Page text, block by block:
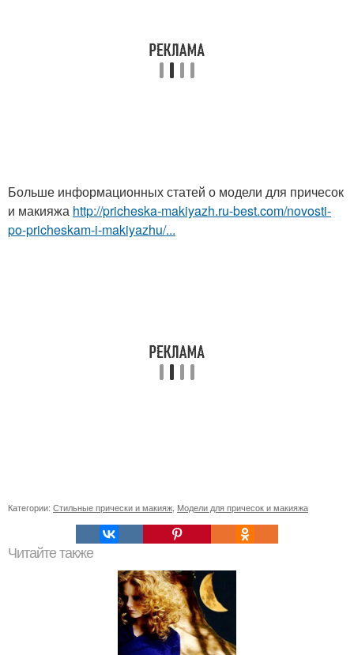
Больше информационных статей о модели для причесок
и макияжа http://pricheska-makiyazh.ru-best.com/novosti-
po-pricheskam-i-makiyazhu/...
Категории: Стильные прически и макияж Модели для причесок и макияжа
Читайте также